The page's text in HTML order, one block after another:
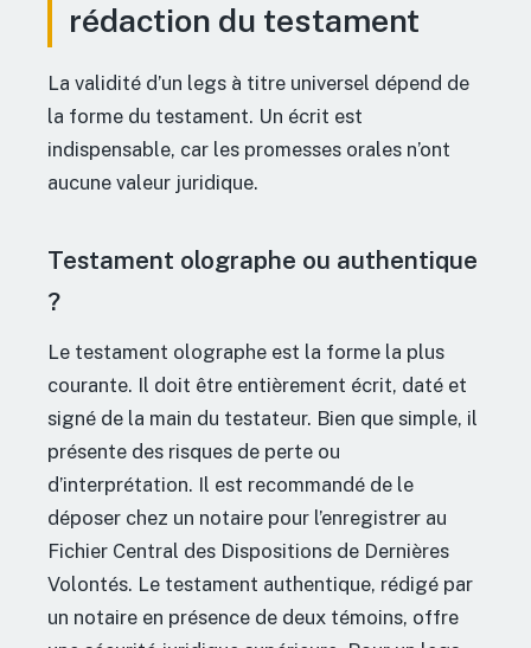
rédaction du testament
La validité d’un legs à titre universel dépend de
la forme du testament. Un écrit est
indispensable, car les promesses orales n’ont
aucune valeur juridique.
Testament olographe ou authentique
?
Le testament olographe est la forme la plus
courante. Il doit être entièrement écrit, daté et
signé de la main du testateur. Bien que simple, il
présente des risques de perte ou
d’interprétation. Il est recommandé de le
déposer chez un notaire pour l’enregistrer au
Fichier Central des Dispositions de Dernières
Volontés. Le testament authentique, rédigé par
un notaire en présence de deux témoins, offre